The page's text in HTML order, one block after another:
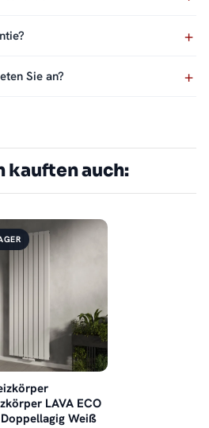
Sie an?
kauften auch:
LAVA ECO
Weiß